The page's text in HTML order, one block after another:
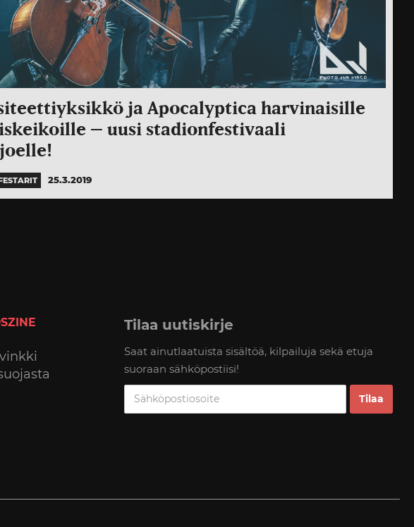
ja Apocalyptica harvinaisille
– uusi stadionfestivaali
25.3.2019
Tilaa uutiskirje
Saat ainutlaatuista sisältöä, kilpailuja sekä etuja
suoraan sähköpostiisi!